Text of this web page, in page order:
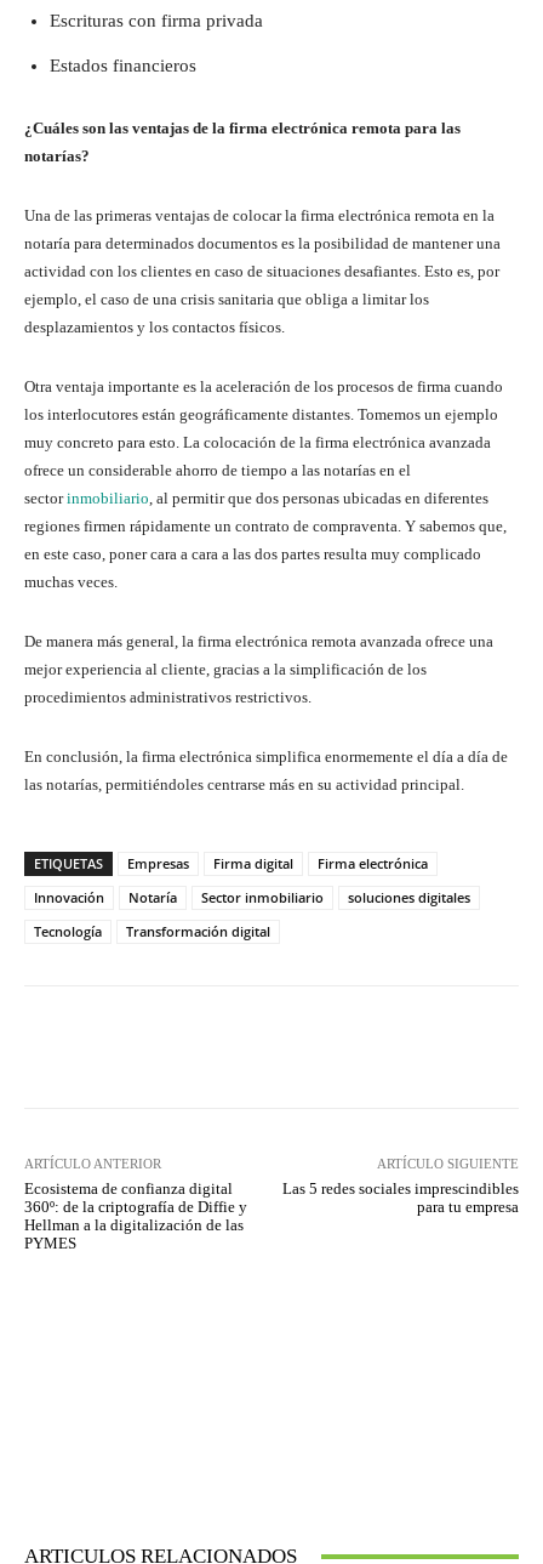
Escrituras con firma privada
Estados financieros
¿Cuáles son las ventajas de la firma electrónica remota para las
notarías?
Una de las primeras ventajas de colocar la firma electrónica remota en la
notaría para determinados documentos es la posibilidad de mantener una
actividad con los clientes en caso de situaciones desafiantes. Esto es, por
ejemplo, el caso de una crisis sanitaria que obliga a limitar los
desplazamientos y los contactos físicos.
Otra ventaja importante es la aceleración de los procesos de firma cuando
los interlocutores están geográficamente distantes. Tomemos un ejemplo
muy concreto para esto. La colocación de la firma electrónica avanzada
ofrece un considerable ahorro de tiempo a las notarías en el
sectorinmobiliario, al permitir que dos personas ubicadas en diferentes
regiones firmen rápidamente un contrato de compraventa. Y sabemos que,
en este caso, poner cara a cara a las dos partes resulta muy complicado
muchas veces.
De manera más general, la firma electrónica remota avanzada ofrece una
mejor experiencia al cliente, gracias a la simplificación de los
procedimientos administrativos restrictivos.
En conclusión, la firma electrónica simplifica enormemente el día a día de
las notarías, permitiéndoles centrarse más en su actividad principal.
ETIQUETAS Empresas Firma digital
Firma electrónica
Innovación
Notaría Sector inmobiliario
soluciones digitales
Tecnología
Transformación digital
ARTÍCULO ANTERIOR
Ecosistema de confianza digital
360º: de la criptografía de Diffie y
Hellman a la digitalización de las
PYMES
ARTÍCULO SIGUIENTE
Las 5 redes sociales imprescindibles
para tu empresa
ARTICULOS RELACIONADOS